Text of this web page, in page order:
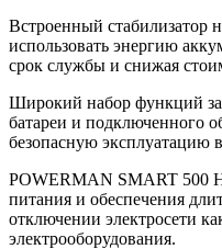
Встроенный стабилизатор
использовать энергию
срок службы и снижая
Широкий набор функций
батареи и подключенного
безопасную эксплуатацию
POWERMAN SMART 500
питания и обеспечения
отключении электросети
электрооборудования.